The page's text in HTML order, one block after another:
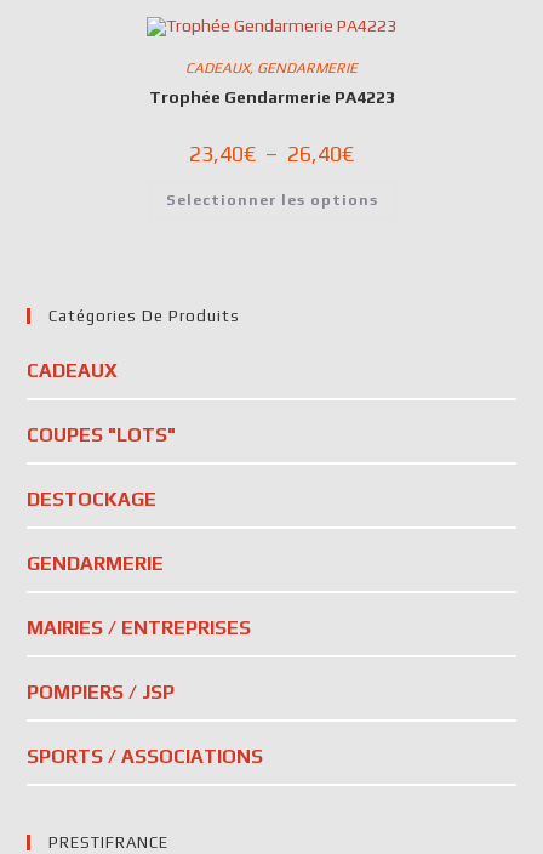
CADEAUX, GENDARMERIE
Trophée Gendarmerie PA4223
23,40€ – 26,40€
Selectionner les options
Catégories De Produits
CADEAUX
COUPES "LOTS"
DESTOCKAGE
GENDARMERIE
MAIRIES / ENTREPRISES
POMPIERS / JSP
SPORTS / ASSOCIATIONS
PRESTIFRANCE